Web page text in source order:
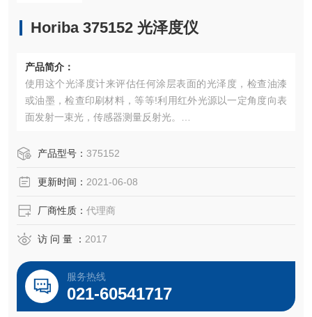
Horiba 375152 光泽度仪
产品简介：
使用这个光泽度计来评估任何涂层表面的光泽度，检查油漆
或油墨，检查印刷材料，等等!利用红外光源以一定角度向表
面发射一束光，传感器测量反射光。
量角度或20°测量高光泽表面。传感器与仪表分开，用于测量
包括:
产品型号： 375152
更新时间： 2021-06-08
厂商性质： 代理商
访 问 量 ： 2017
服务热线
021-60541717